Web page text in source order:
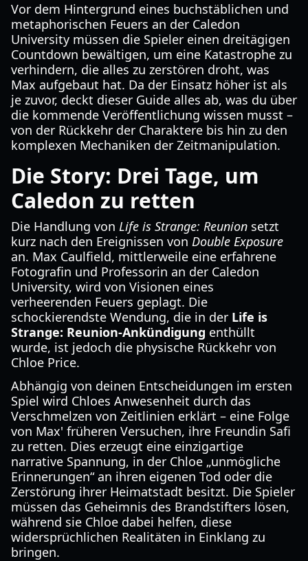
Vor dem Hintergrund eines buchstäblichen und
metaphorischen Feuers an der Caledon
University müssen die Spieler einen dreitägigen
Countdown bewältigen, um eine Katastrophe zu
verhindern, die alles zu zerstören droht, was
Max aufgebaut hat. Da der Einsatz höher ist als
je zuvor, deckt dieser Guide alles ab, was du über
die kommende Veröffentlichung wissen musst –
von der Rückkehr der Charaktere bis hin zu den
komplexen Mechaniken der Zeitmanipulation.
Die Story: Drei Tage, um
Caledon zu retten
Die Handlung von Life is Strange: Reunion setzt
kurz nach den Ereignissen von Double Exposure
an. Max Caulfield, mittlerweile eine erfahrene
Fotografin und Professorin an der Caledon
University, wird von Visionen eines
verheerenden Feuers geplagt. Die
schockierendste Wendung, die in der Life is
Strange: Reunion-Ankündigung enthüllt
wurde, ist jedoch die physische Rückkehr von
Chloe Price.
Abhängig von deinen Entscheidungen im ersten
Spiel wird Chloes Anwesenheit durch das
Verschmelzen von Zeitlinien erklärt – eine Folge
von Max' früheren Versuchen, ihre Freundin Safi
zu retten. Dies erzeugt eine einzigartige
narrative Spannung, in der Chloe „unmögliche
Erinnerungen“ an ihren eigenen Tod oder die
Zerstörung ihrer Heimatstadt besitzt. Die Spieler
müssen das Geheimnis des Brandstifters lösen,
während sie Chloe dabei helfen, diese
widersprüchlichen Realitäten in Einklang zu
bringen.